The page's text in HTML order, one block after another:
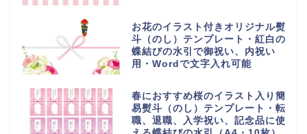
お花のイラスト付きオリジナル熨
斗（のし）テンプレート・紅白の
蝶結びの水引で御祝い、内祝い
用・Wordで文字入れ可能
春におすすめ桜のイラスト入り簡
易熨斗（のし）テンプレート・転
職、退職、入学祝い、記念品に使